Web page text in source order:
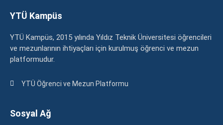
YTÜ Kampüs
YTÜ Kampüs, 2015 yılında Yıldız Teknik Üniversitesi öğrencileri
ve mezunlarının ihtiyaçları için kurulmuş öğrenci ve mezun
platformudur.
YTÜ Öğrenci ve Mezun Platformu
Sosyal Ağ